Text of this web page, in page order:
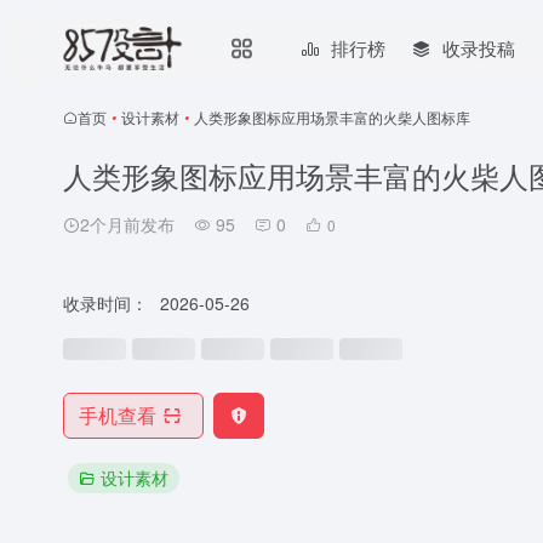
排行榜 收录投稿
首页 • 设计素材 • 人类形象图标应用场景丰富的火柴人图标库
人类形象图标应用场景丰富的火柴人
2个月前发布 95 0 0
收录时间： 2026-05-26
手机查看
设计素材